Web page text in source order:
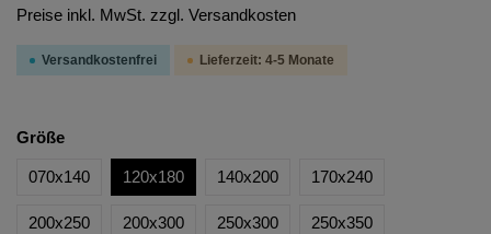
Preise inkl. MwSt. zzgl. Versandkosten
Versandkostenfrei Lieferzeit: 4-5 Monate
Größe
070x140 120x180 140x200 170x240
200x250 200x300 250x300 250x350